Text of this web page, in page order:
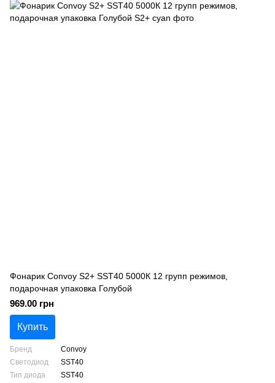
Фонарик Convoy S2+ SST40 5000К 12 групп режимов,
подарочная упаковка Голубой
969.00 грн
Купить
Бренд
Convoy
Светодиод
SST40
Тип диода
SST40